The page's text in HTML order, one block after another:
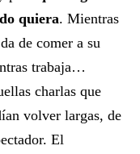
quiera. Mientras
de comer a su
trabaja…
charlas que
volver largas, de
El